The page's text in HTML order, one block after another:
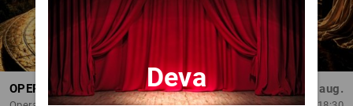
OPERA BRAȘOV ESTIVAL – ARMONII DE VARĂ - CVINTETUL VOCAL ANATOLY - CONCERT Dum, 30 aug.
Deva